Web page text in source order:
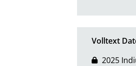
Volltext
2025